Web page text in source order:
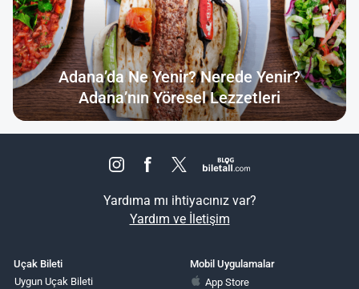
Adana’da Ne Yenir? Nerede Yenir?
Adana’nın Yöresel Lezzetleri
Yardıma mı ihtiyacınız var?
Yardım ve İletişim
Uçak Bileti
Uygun Uçak Bileti
Mobil Uygulamalar
App Store